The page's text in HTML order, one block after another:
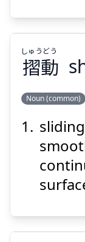
Suspend
摺動
しゅう どう
Noun (common)